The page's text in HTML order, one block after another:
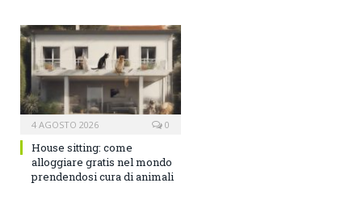
4 AGOSTO 2026 0
House sitting: come
alloggiare gratis nel mondo
prendendosi cura di animali